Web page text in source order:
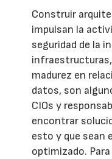
Construir
impulsan la
seguridad de la
madurez en
datos, son
CIOs y
encontrar
esto y que sean
optimizado.